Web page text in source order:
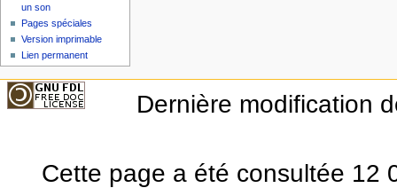
un son
Pages spéciales
Version imprimable
Lien permanent
Dernière modification
Cette page a été consultée 12